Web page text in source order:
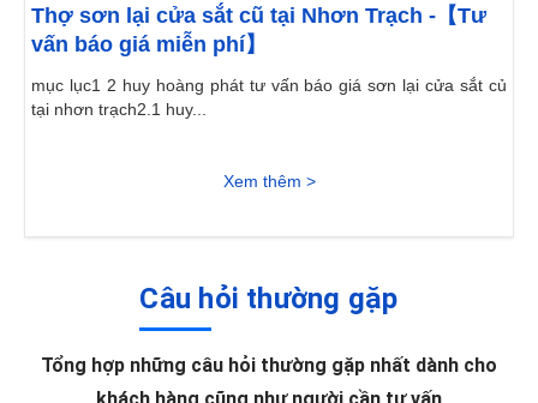
Thợ sơn lại cửa sắt cũ tại Nhơn Trạch -【Tư
vấn báo giá miễn phí】
mục lục1 2 huy hoàng phát tư vấn báo giá sơn lại cửa sắt củ
tại nhơn trạch2.1 huy...
Xem thêm >
Câu hỏi thường gặp
Tổng hợp những câu hỏi thường gặp nhất dành cho
khách hàng cũng như người cần tư vấn